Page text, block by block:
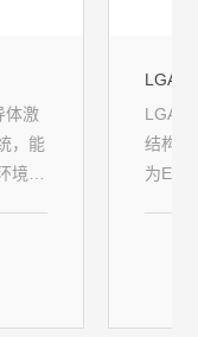
体激
，能
境下
LGA-
LGA-
结构
为Exd